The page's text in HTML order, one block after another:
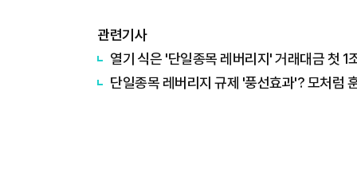
관련기사
열기 식은 '단일종목 레버리지' 거래대금 첫 1
단일종목 레버리지 규제 '풍선효과'? 모처럼